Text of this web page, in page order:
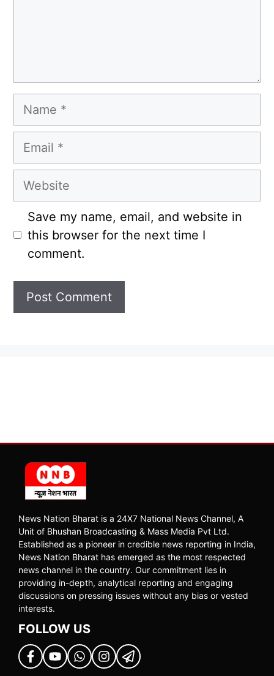
Name
Email
Website
Save my name, email, and website in
this browser for the next time I
comment.
News Nation Bharat is a 24X7 National News Channel, A
Unit of Bhushan Broadcasting & Mass Media Pvt Ltd.
Established as a pioneer in credible news reporting in India,
News Nation Bharat has emerged as the most respected
news channel in the country. Our commitment lies in
providing in-depth, analytical reporting and engaging
discussions on pressing issues without any bias or vested
interests.
FOLLOW US